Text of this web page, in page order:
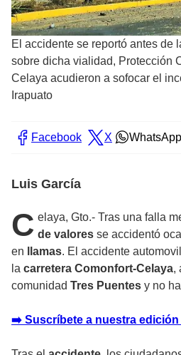
El accidente se reportó antes de
sobre dicha vialidad, Protección
Celaya acudieron a sofocar el
Irapuato
Facebook X WhatsApp
Luis García
C elaya, Gto.- Tras una falla
de valores se accidentó
en
llamas. El accidente
la carretera Comonfort-Celaya,
comunidad Tres Puentes y no
➡️ Suscríbete a nuestra edición